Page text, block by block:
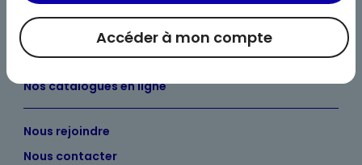
Parrainage
Nos catalogues en ligne
Nous rejoindre
Nous contacter
Accéder à mon compte